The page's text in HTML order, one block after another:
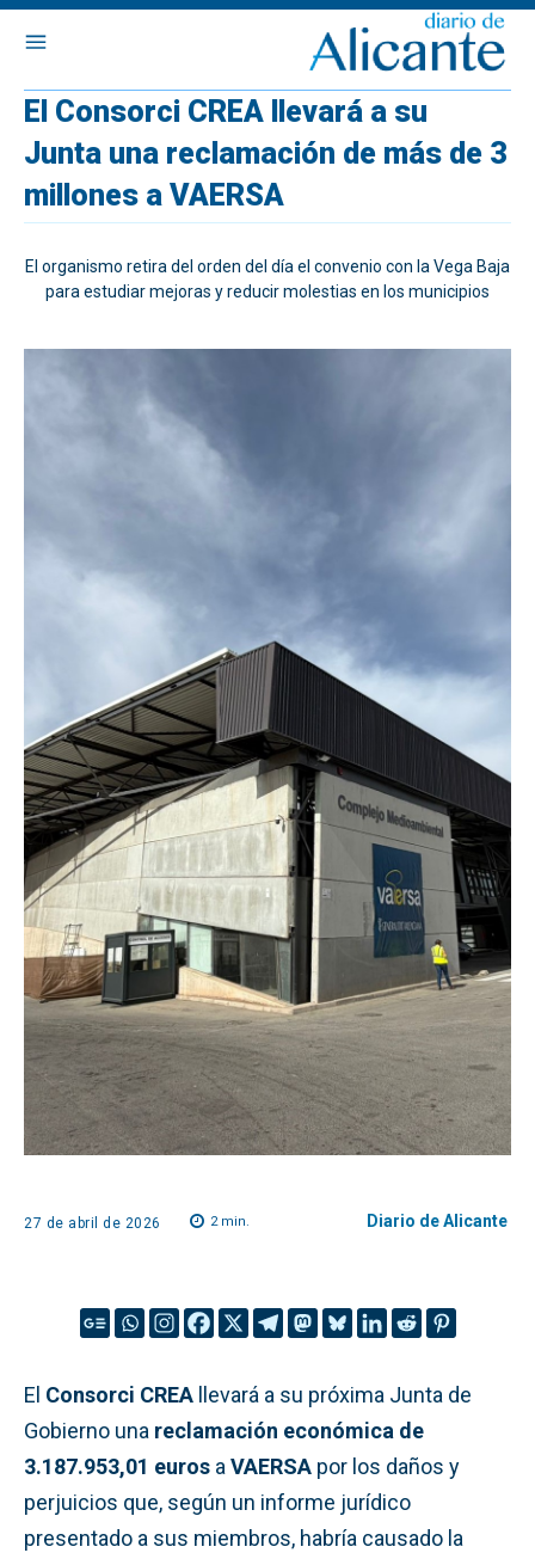
El Consorci CREA llevará a su
Junta una reclamación de más de 3
millones a VAERSA
El organismo retira del orden del día el convenio con la Vega Baja
para estudiar mejoras y reducir molestias en los municipios
27 de abril de 2026 2min. Diario de Alicante
El Consorci CREA llevará a su próxima Junta de
Gobierno una reclamación económica de
3.187.953,01 euros a VAERSA por los daños y
perjuicios que, según un informe jurídico
presentado a sus miembros, habría causado la